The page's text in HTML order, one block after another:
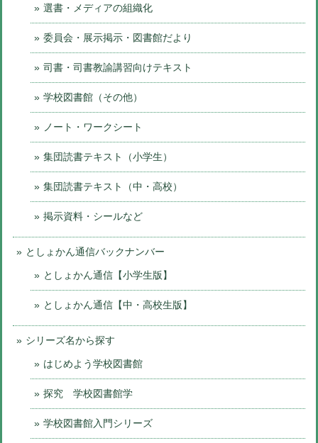
選書・メディアの組織化
委員会・展示掲示・図書館だより
司書・司書教諭講習向けテキスト
学校図書館（その他）
ノート・ワークシート
集団読書テキスト（小学生）
集団読書テキスト（中・高校）
掲示資料・シールなど
としょかん通信バックナンバー
としょかん通信【小学生版】
としょかん通信【中・高校生版】
シリーズ名から探す
はじめよう学校図書館
探究 学校図書館学
学校図書館入門シリーズ